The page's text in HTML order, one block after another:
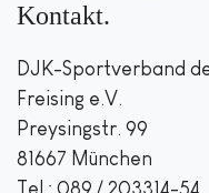
Kontakt
DJK-Sportverband
Freising e.V.
Preysingstr. 99
81667 München
Tel.: 089 / 203314-54